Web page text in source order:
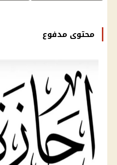
محتوى مدفوع